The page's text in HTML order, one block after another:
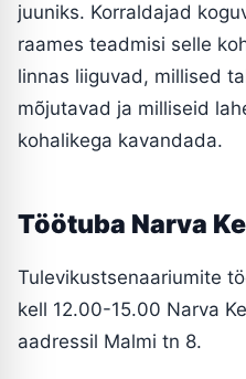
juuniks. Korraldajad
raames teadmisi selle
linnas liiguvad, millised
mõjutavad ja milliseid
kohalikega kavandada.
Töötuba Narva
Tulevikustsenaariumite
kell 12.00-15.00 Narva
aadressil Malmi tn 8.